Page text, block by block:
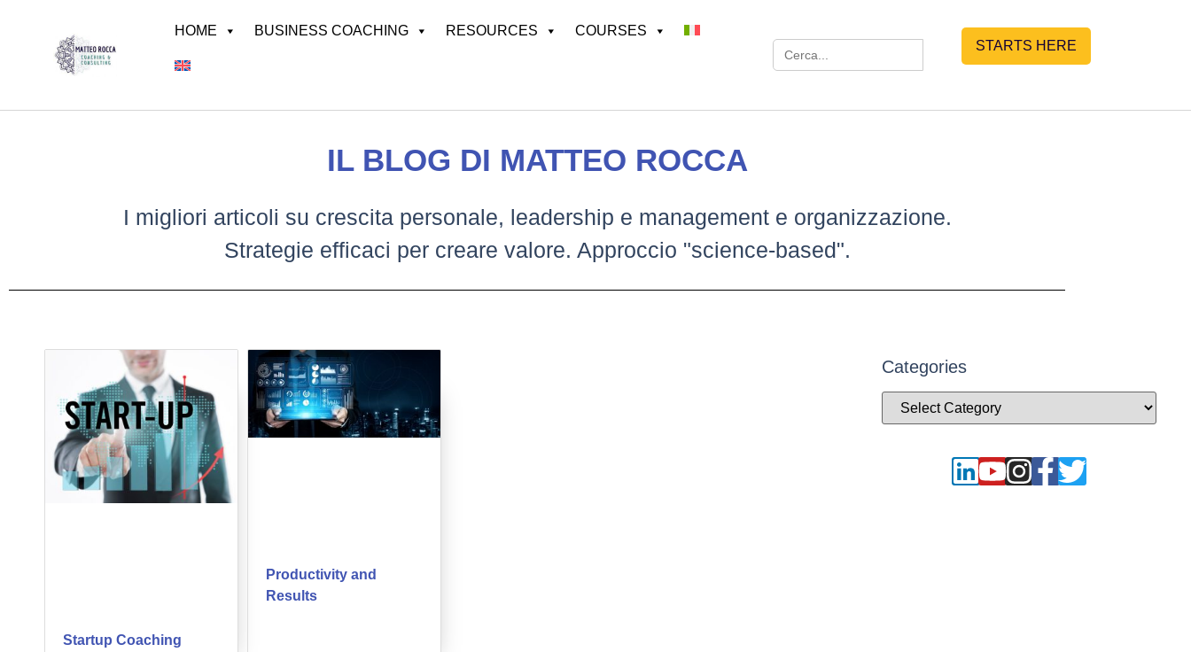
HOME BUSINESS COACHING RESOURCES COURSES
for:
Search
for:
STARTS HERE
IL BLOG DI MATTEO ROCCA
I migliori articoli su crescita personale, leadership e management e organizzazione.
Strategie efficaci per creare valore. Approccio "science-based".
Startup Coaching
Productivity and
Results
Categories